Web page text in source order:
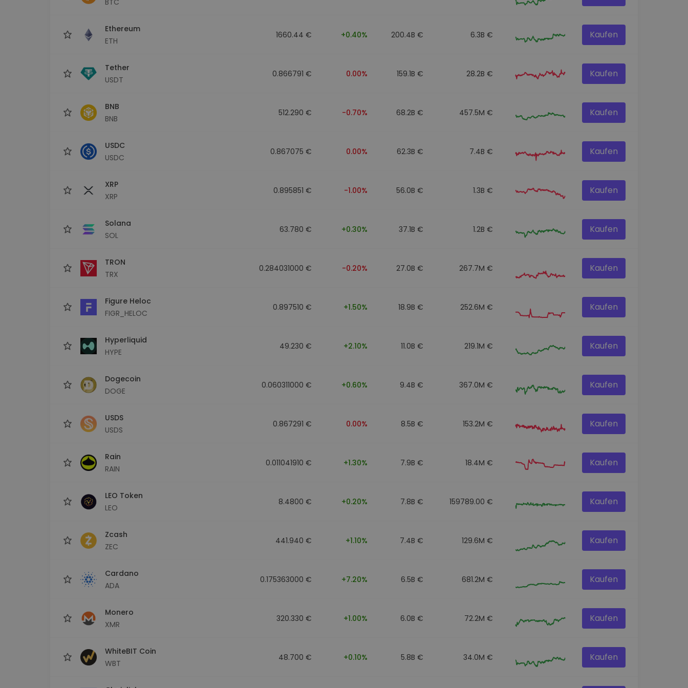
Finde deine Krypto-Strategie
Ethereum
ETH
1660.44 € +0.40% 200.4B € 6.3B € Kaufen
Tether
USDT
0.866791 € 0.00% 159.1B € 28.2B € Kaufen
BNB
BNB
512.290 € -0.70% 68.2B € 457.5M € Kaufen
USDC
USDC
0.867075 € 0.00% 62.3B € 7.4B € Kaufen
XRP
XRP
0.895851 € -1.00% 56.0B € 1.3B € Kaufen
Solana
SOL
63.780 € +0.30% 37.1B € 1.2B € Kaufen
TRON
TRX
0.284031000 € -0.20% 27.0B € 267.7M € Kaufen
Figure Heloc
FIGR_HELOC
0.897510 € +1.50% 18.9B € 252.6M € Kaufen
Hyperliquid
HYPE
49.230 € +2.10% 11.0B € 219.1M € Kaufen
Dogecoin
DOGE
0.060311000 € +0.60% 9.4B € 367.0M € Kaufen
USDS
USDS
0.867291 € 0.00% 8.5B € 153.2M € Kaufen
Rain
RAIN
0.011041910 € +1.30% 7.9B € 18.4M € Kaufen
LEO Token
LEO
8.4800 € +0.20% 7.8B € 159789.00 € Kaufen
Zcash
ZEC
441.940 € +1.10% 7.4B € 129.6M € Kaufen
Cardano
ADA
0.175363000 € +7.20% 6.5B € 681.2M € Kaufen
Monero
XMR
320.330 € +1.00% 6.0B € 72.2M € Kaufen
WhiteBIT Coin
WBT
48.700 € +0.10% 5.8B € 34.0M € Kaufen